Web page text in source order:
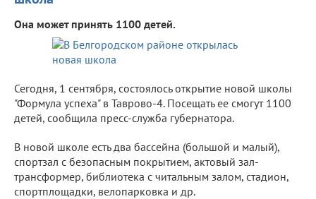
Она может принять 1100 детей.
Сегодня, 1 сентября, состоялось открытие новой школы
"Формула успеха" в Таврово-4. Посещать ее смогут 1100
детей, сообщила пресс-служба губернатора.
В новой школе есть два бассейна (большой и малый),
спортзал с безопасным покрытием, актовый зал-
трансформер, библиотека с читальным залом, стадион,
спортплощадки, велопарковка и др.